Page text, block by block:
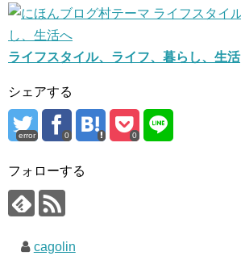
ライフスタイル、ライフ、暮らし、生活
シェアする
error 0 0
フォローする
cagolin